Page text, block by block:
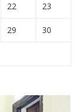
22 23
29 30